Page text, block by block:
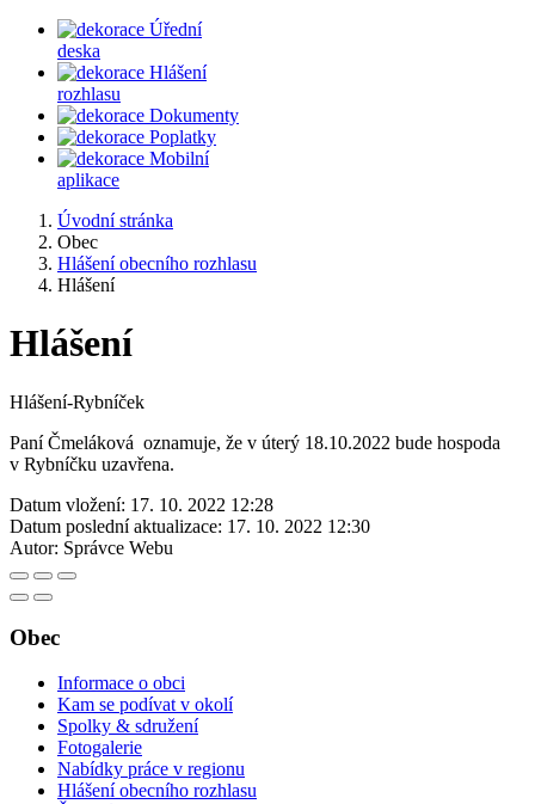
Úřední
deska
Hlášení
rozhlasu
Dokumenty
Poplatky
Mobilní
aplikace
Úvodní stránka
Obec
Hlášení obecního rozhlasu
Hlášení
Hlášení
Hlášení-Rybníček
Paní Čmeláková oznamuje, že v úterý 18.10.2022 bude hospoda
v Rybníčku uzavřena.
Datum vložení: 17. 10. 2022 12:28
Datum poslední aktualizace: 17. 10. 2022 12:30
Autor: Správce Webu
Obec
Informace o obci
Kam se podívat v okolí
Spolky & sdružení
Fotogalerie
Nabídky práce v regionu
Hlášení obecního rozhlasu